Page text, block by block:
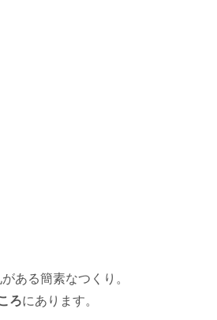
ある簡素なつくり。
ろにあります。